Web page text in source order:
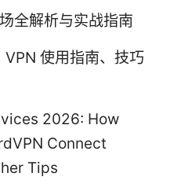
全解析与实战指南
使用指南、技巧
2026: How
Connect
Tips